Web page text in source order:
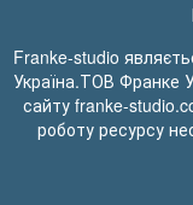
Franke-studio
Україна.ТОВ Франке
сайту franke-
роботу ресурсу